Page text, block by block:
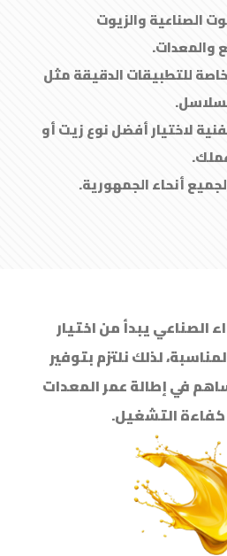
الصناعية والزيوت
والمعدات.
للتطبيقات الدقيقة مثل
لاختيار أفضل نوع زيت أو
أنحاء الجمهورية.
الصناعي يبدأ من اختيار
لذلك نلتزم بتوفير
في إطالة عمر المعدات
التشغيل.